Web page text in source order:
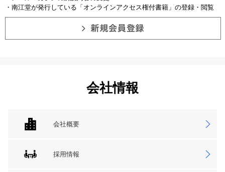
・南江堂が発行している「オンラインアクセス権付書籍」の登録・閲覧
会社情報
会社概要
採用情報